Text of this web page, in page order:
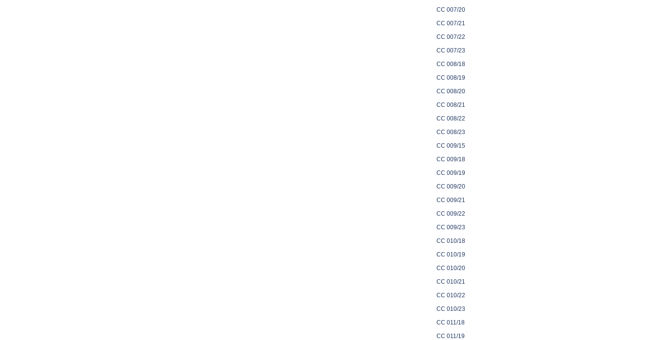
CC 007/20
CC 007/21
CC 007/22
CC 007/23
CC 008/18
CC 008/19
CC 008/20
CC 008/21
CC 008/22
CC 008/23
CC 009/15
CC 009/18
CC 009/19
CC 009/20
CC 009/21
CC 009/22
CC 009/23
CC 010/18
CC 010/19
CC 010/20
CC 010/21
CC 010/22
CC 010/23
CC 011/18
CC 011/19